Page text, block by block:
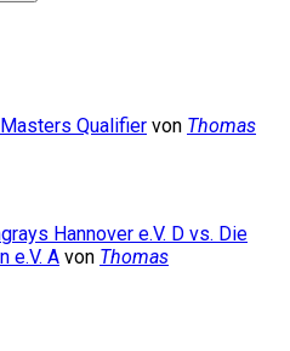
Qualifier von Thomas
Hannover e.V. D vs. Die
e.V. A von Thomas